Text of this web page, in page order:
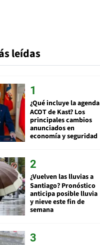
leídas
¿Qué incluye la agenda
ACOT de Kast? Los
principales cambios
anunciados en
economía y seguridad
¿Vuelven las lluvias a
Santiago? Pronóstico
anticipa posible lluvia
y nieve este fin de
semana